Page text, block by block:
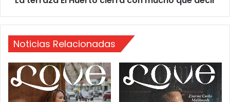
o
2
0
1
r
t
c
Noticias Relacionadas